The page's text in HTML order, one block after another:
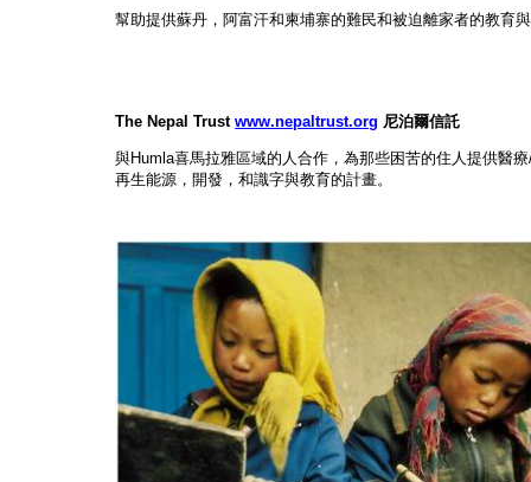
幫助提供蘇丹，阿富汗和柬埔寨的難民和被迫離家者的教育
The Nepal Trustwww.nepaltrust.org 尼泊爾信託
與Humla喜馬拉雅區域的人合作，為那些困苦的住人提供醫療
再生能源，開發，和識字與教育的計畫。